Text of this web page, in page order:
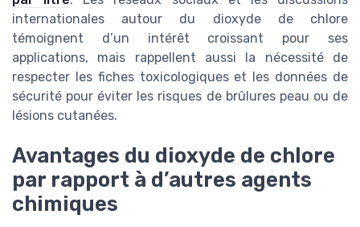
internationales autour du dioxyde de chlore
témoignent d’un intérêt croissant pour ses
applications, mais rappellent aussi la nécessité de
respecter les fiches toxicologiques et les données de
sécurité pour éviter les risques de brûlures peau ou de
lésions cutanées.
Avantages du dioxyde de chlore
par rapport à d’autres agents
chimiques